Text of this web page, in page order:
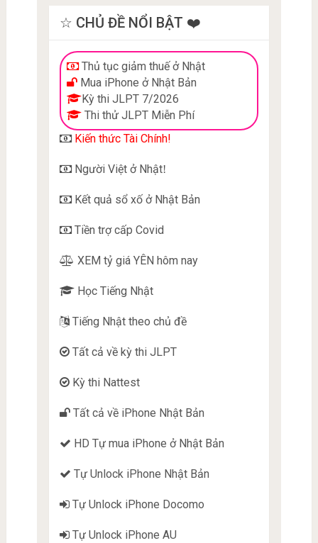
☆ CHỦ ĐỀ NỔI BẬT ❤️
Thủ tục giảm thuế ở Nhật
Mua iPhone ở Nhật Bản
Kỳ thi JLPT 7/2026
Thi thử JLPT Miễn Phí
Kiến thức Tài Chính!
Người Việt ở Nhật!
Kết quả sổ xố ở Nhật Bản
Tiền trợ cấp Covid
XEM tỷ giá YÊN hôm nay
Học Tiếng Nhật
Tiếng Nhật theo chủ đề
Tất cả về kỳ thi JLPT
Kỳ thi Nattest
Tất cả về iPhone Nhật Bản
HD Tự mua iPhone ở Nhật Bản
Tự Unlock iPhone Nhật Bản
Tự Unlock iPhone Docomo
Tự Unlock iPhone AU